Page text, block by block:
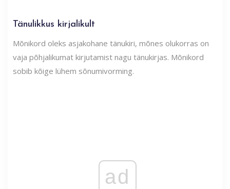
Tänulikkus kirjalikult
Mõnikord oleks asjakohane tänukiri, mõnes olukorras on
vaja põhjalikumat kirjutamist nagu tänukirjas. Mõnikord
sobib kõige lühem sõnumivorming.
ad